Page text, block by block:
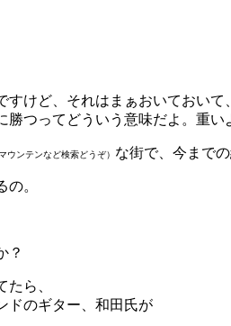
けど、それはまぁおいておいて
つってどういう意味だよ。重い
ウンテンなど検索どうぞ） な街で、今まで
の。
？
ら、
ドのギター、和田氏が